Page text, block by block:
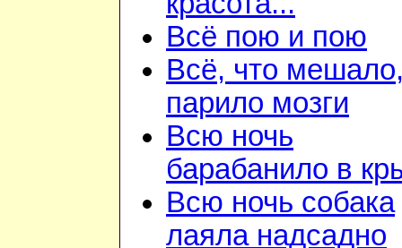
Всё пою и пою
Всё, что
парило мозги
Всю ночь
барабанило в
Всю ночь собака
лаяла надсадно